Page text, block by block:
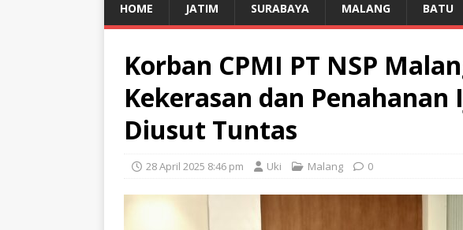
HOME JATIM SURABAYA MALANG BATU
Korban CPMI PT NSP
Kekerasan dan
Diusut Tuntas
28 April 2025 8:46 pm Uki Malang 0